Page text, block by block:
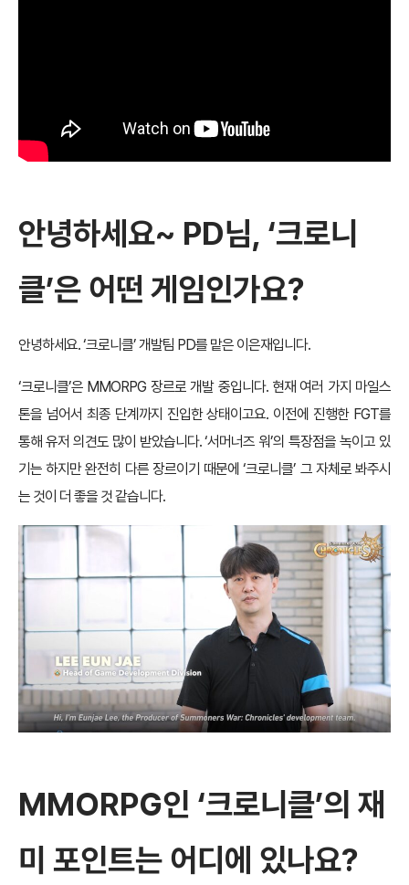
안녕하세요~ PD님, ‘크로니
클’은 어떤 게임인가요?
안녕하세요. ‘크로니클’ 개발팀 PD를 맡은 이은재입니다.
‘크로니클’은 MMORPG 장르로 개발 중입니다. 현재 여러 가지 마일스
톤을 넘어서 최종 단계까지 진입한 상태이고요. 이전에 진행한 FGT를
통해 유저 의견도 많이 받았습니다. ‘서머너즈 워’의 특장점을 녹이고 있
기는 하지만 완전히 다른 장르이기 때문에 ‘크로니클’ 그 자체로 봐주시
는 것이 더 좋을 것 같습니다.
MMORPG인 ‘크로니클’의 재
미 포인트는 어디에 있나요?